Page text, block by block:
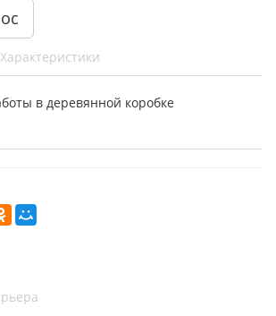
Характеристики
в деревянной коробке